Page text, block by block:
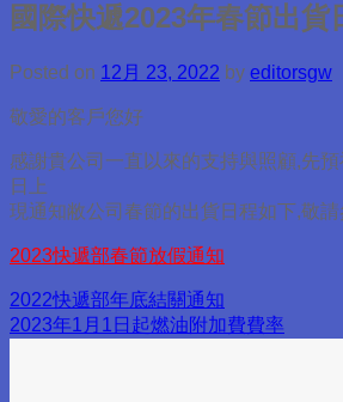
國際快遞2023年春節出貨
Posted on 12月 23, 2022 by editorsgw
敬愛的客戶您好
感謝貴公司一直以來的支持與照顧,先
日上
現通知敝公司春節的出貨日程如下,敬
2023快遞部春節放假通知
2022快遞部年底結關通知
2023年1月1日起燃油附加費費率